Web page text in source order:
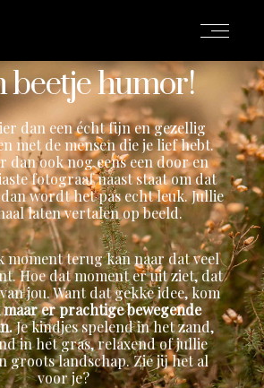
fotoshoots
beetje humor!
dan een écht fijn en gezellig
met de mensen die je lief hebt.
dan ook nog eens een door en
fotograaf naast staat om dat
wordt het pas echt leuk. Jullie
laten vertalen op beeld.
moment terug kan naar dat veel
Hoe dat moment er uit ziet, dat
jou. Want dat gekke idee, kom
er prachtige bewegende
Je kindjes spelend in het zand,
in het gras, relaxend of jullie
groots landschap. Zie jij het al
voor je?